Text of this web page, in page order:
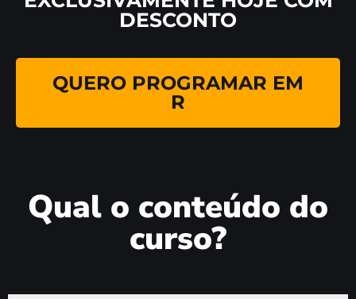
DESCONTO
QUERO PROGRAMAR EM
R
Qual o conteúdo do
curso?